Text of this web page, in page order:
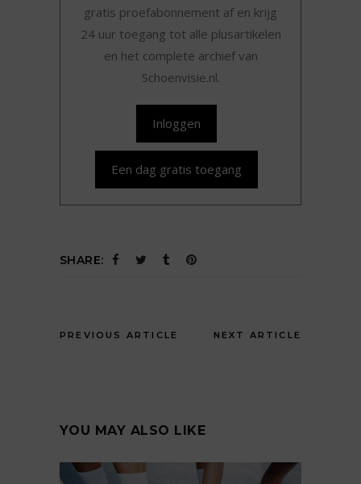
gratis proefabonnement af en krijg
24 uur toegang tot alle plusartikelen
en het complete archief van
Schoenvisie.nl.
Inloggen
Een dag gratis toegang
SHARE:
PREVIOUS ARTICLE NEXT ARTICLE
YOU MAY ALSO LIKE